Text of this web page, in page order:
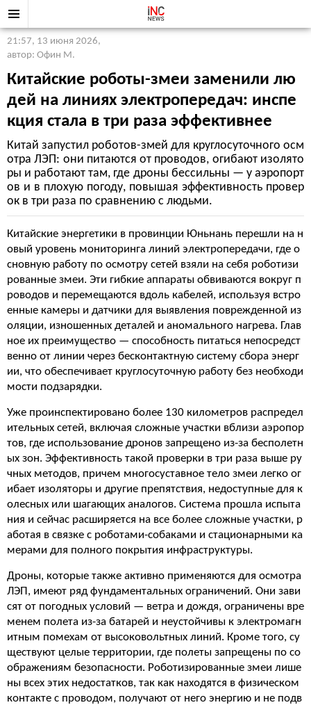
21:57, 13 июня 2026,
автор: Офин М.
Китайские роботы-змеи заменили лю
дей на линиях электропередач: инспе
кция стала в три раза эффективнее
Китай запустил роботов-змей для круглосуточного осм
отра ЛЭП: они питаются от проводов, огибают изолято
ры и работают там, где дроны бессильны — у аэропорт
ов и в плохую погоду, повышая эффективность провер
ок в три раза по сравнению с людьми.
Китайские энергетики в провинции Юньнань перешли на н
овый уровень мониторинга линий электропередачи, где о
сновную работу по осмотру сетей взяли на себя роботизи
рованные змеи. Эти гибкие аппараты обвиваются вокруг п
роводов и перемещаются вдоль кабелей, используя встро
енные камеры и датчики для выявления поврежденной из
оляции, изношенных деталей и аномального нагрева. Глав
ное их преимущество — способность питаться непосредст
венно от линии через бесконтактную систему сбора энерг
ии, что обеспечивает круглосуточную работу без необходи
мости подзарядки.
Уже проинспектировано более 130 километров распредел
ительных сетей, включая сложные участки вблизи аэропор
тов, где использование дронов запрещено из-за бесполетн
ых зон. Эффективность такой проверки в три раза выше ру
чных методов, причем многосуставное тело змеи легко ог
ибает изоляторы и другие препятствия, недоступные для к
олесных или шагающих аналогов. Система прошла испыта
ния и сейчас расширяется на все более сложные участки, р
аботая в связке с роботами-собаками и стационарными ка
мерами для полного покрытия инфраструктуры.
Дроны, которые также активно применяются для осмотра
ЛЭП, имеют ряд фундаментальных ограничений. Они зави
сят от погодных условий — ветра и дождя, ограничены вре
менем полета из-за батарей и неустойчивы к электромагн
итным помехам от высоковольтных линий. Кроме того, су
ществуют целые территории, где полеты запрещены по со
ображениям безопасности. Роботизированные змеи лише
ны всех этих недостатков, так как находятся в физическом
контакте с проводом, получают от него энергию и не подв